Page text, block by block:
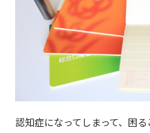
認知症になってしまって、困